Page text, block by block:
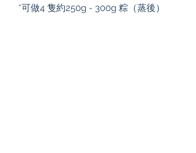
*可做4 隻約250g - 300g 粽（蒸後）